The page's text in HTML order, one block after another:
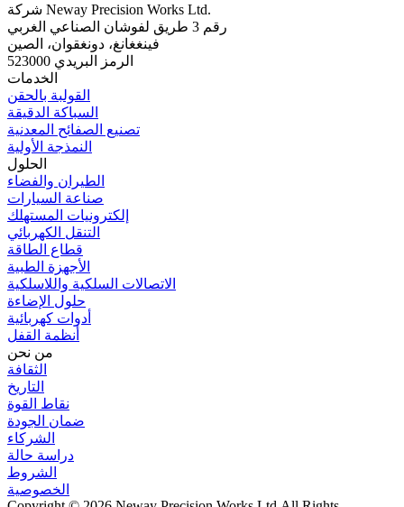
شركة Neway Precision Works Ltd.
رقم 3 طريق لفوشان الصناعي الغربي
فينغغانغ، دونغقوان، الصين
الرمز البريدي 523000
الخدمات
القولبة بالحقن
السباكة الدقيقة
تصنيع الصفائح المعدنية
النمذجة الأولية
الحلول
الطيران والفضاء
صناعة السيارات
إلكترونيات المستهلك
التنقل الكهربائي
قطاع الطاقة
الأجهزة الطبية
الاتصالات السلكية واللاسلكية
حلول الإضاءة
أدوات كهربائية
أنظمة القفل
من نحن
الثقافة
التاريخ
نقاط القوة
ضمان الجودة
الشركاء
دراسة حالة
الشروط
الخصوصية